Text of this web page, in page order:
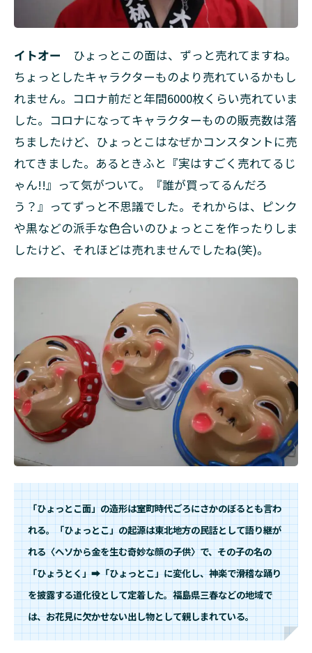
イトオー ひょっとこの面は、ずっと売れてますね。
ちょっとしたキャラクターものより売れているかもし
れません。コロナ前だと年間6000枚くらい売れていま
した。コロナになってキャラクターものの販売数は落
ちましたけど、ひょっとこはなぜかコンスタントに売
れてきました。あるときふと『実はすごく売れてるじ
ゃん!!』って気がついて。『誰が買ってるんだろ
う？』ってずっと不思議でした。それからは、ピンク
や黒などの派手な色合いのひょっとこを作ったりしま
したけど、それほどは売れませんでしたね(笑)。
「ひょっとこ面」の造形は室町時代ごろにさかのぼるとも言わ
れる。「ひょっとこ」の起源は東北地方の民話として語り継が
れる〈ヘソから金を生む奇妙な顔の子供〉で、その子の名の
「ひょうとく」➡「ひょっとこ」に変化し、神楽で滑稽な踊り
を披露する道化役として定着した。福島県三春などの地域で
は、お花見に欠かせない出し物として親しまれている。